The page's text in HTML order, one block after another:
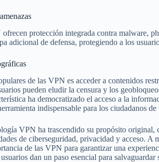
protección integrada contra malware,
adicional de defensa, protegiendo a los
de las VPN es acceder a contenidos
pueden eludir la censura y los
ha democratizado el acceso a la
indispensable para los ciudadanos
VPN ha trascendido su propósito original,
de ciberseguridad, privacidad y acceso.
de las VPN para garantizar una
dan un paso esencial para